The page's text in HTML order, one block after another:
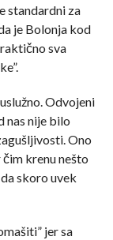
standardni za
je Bolonja kod
sva
Odvojeni
nas nije bilo
Ono
krenu nešto
skoro uvek
jer sa